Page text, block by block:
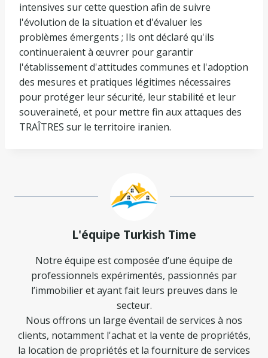
intensives sur cette question afin de suivre
l'évolution de la situation et d'évaluer les
problèmes émergents ; Ils ont déclaré qu'ils
continueraient à œuvrer pour garantir
l'établissement d'attitudes communes et l'adoption
des mesures et pratiques légitimes nécessaires
pour protéger leur sécurité, leur stabilité et leur
souveraineté, et pour mettre fin aux attaques des
TRAÎTRES sur le territoire iranien.
L'équipe Turkish Time
Notre équipe est composée d’une équipe de
professionnels expérimentés, passionnés par
l’immobilier et ayant fait leurs preuves dans le
secteur.
Nous offrons un large éventail de services à nos
clients, notamment l'achat et la vente de propriétés,
la location de propriétés et la fourniture de services